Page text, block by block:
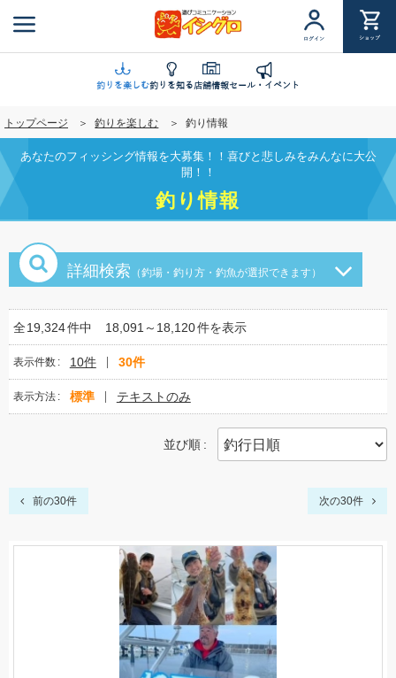
ン
に
移
動
ログイン ショップ
釣りを楽しむ釣りを知る店舗情報セール・イベント
トップページ 釣りを楽しむ 釣り情報
あなたのフィッシング情報を大募集！！喜びと悲しみをみんなに大公
開！！
釣り情報
詳細検索 （釣場・釣り方・釣魚が選択できます）
全19,324件中 18,091～18,120件を表示
表示件数 10件 30件
表示方法 標準 テキストのみ
並び順
前の30件 次の30件